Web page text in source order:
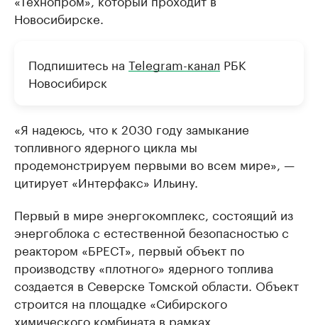
Новосибирске.
Подпишитесь на Telegram-канал РБК
Новосибирск
«Я надеюсь, что к 2030 году замыкание
топливного ядерного цикла мы
продемонстрируем первыми во всем мире», —
цитирует «Интерфакс» Ильину.
Первый в мире энергокомплекс, состоящий из
энергоблока с естественной безопасностью с
реактором «БРЕСТ», первый объект по
производству «плотного» ядерного топлива
создается в Северске Томской области. Объект
строится на площадке «Сибирского
химического комбината в рамках